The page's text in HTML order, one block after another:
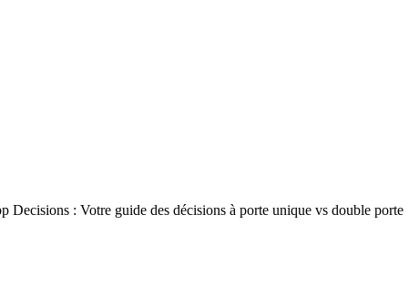
Decisions : Votre guide des décisions à porte unique vs double porte